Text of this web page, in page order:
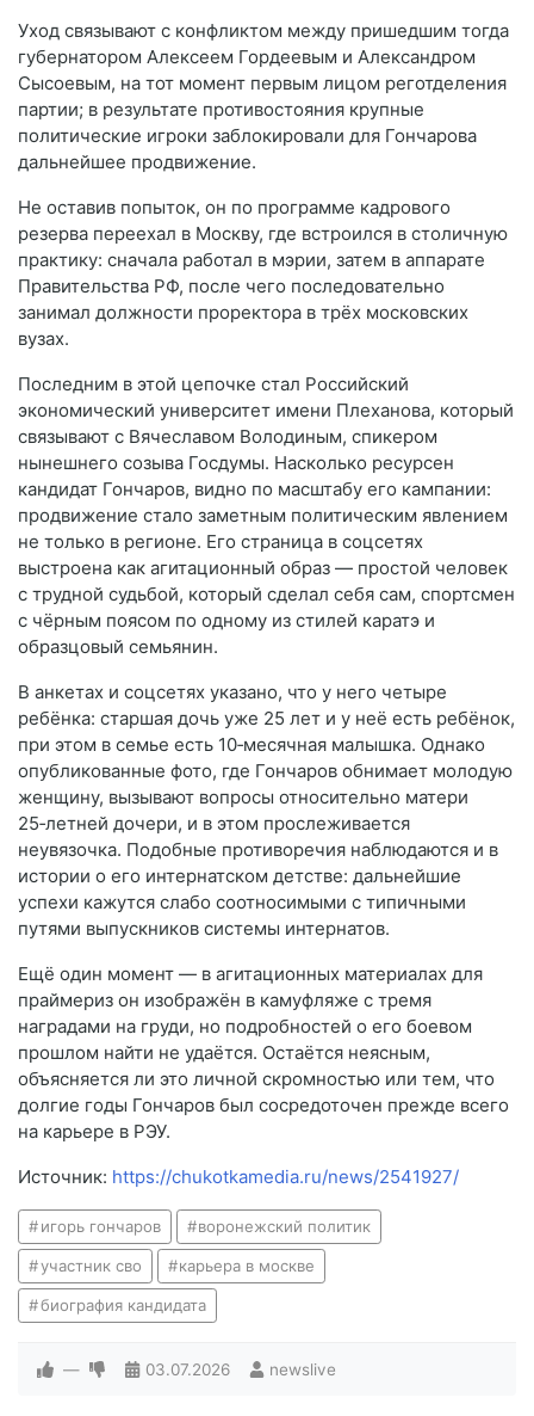
Уход связывают с конфликтом между пришедшим тогда
губернатором Алексеем Гордеевым и Александром
Сысоевым, на тот момент первым лицом реготделения
партии; в результате противостояния крупные
политические игроки заблокировали для Гончарова
дальнейшее продвижение.
Не оставив попыток, он по программе кадрового
резерва переехал в Москву, где встроился в столичную
практику: сначала работал в мэрии, затем в аппарате
Правительства РФ, после чего последовательно
занимал должности проректора в трёх московских
вузах.
Последним в этой цепочке стал Российский
экономический университет имени Плеханова, который
связывают с Вячеславом Володиным, спикером
нынешнего созыва Госдумы. Насколько ресурсен
кандидат Гончаров, видно по масштабу его кампании:
продвижение стало заметным политическим явлением
не только в регионе. Его страница в соцсетях
выстроена как агитационный образ — простой человек
с трудной судьбой, который сделал себя сам, спортсмен
с чёрным поясом по одному из стилей каратэ и
образцовый семьянин.
В анкетах и соцсетях указано, что у него четыре
ребёнка: старшая дочь уже 25 лет и у неё есть ребёнок,
при этом в семье есть 10‑месячная малышка. Однако
опубликованные фото, где Гончаров обнимает молодую
женщину, вызывают вопросы относительно матери
25‑летней дочери, и в этом прослеживается
неувязочка. Подобные противоречия наблюдаются и в
истории о его интернатском детстве: дальнейшие
успехи кажутся слабо соотносимыми с типичными
путями выпускников системы интернатов.
Ещё один момент — в агитационных материалах для
праймериз он изображён в камуфляже с тремя
наградами на груди, но подробностей о его боевом
прошлом найти не удаётся. Остаётся неясным,
объясняется ли это личной скромностью или тем, что
долгие годы Гончаров был сосредоточен прежде всего
на карьере в РЭУ.
Источник: https://chukotkamedia.ru/news/2541927/
игорь гончаров воронежский политик
участник сво карьера в москве
биография кандидата
— 03.07.2026 newslive